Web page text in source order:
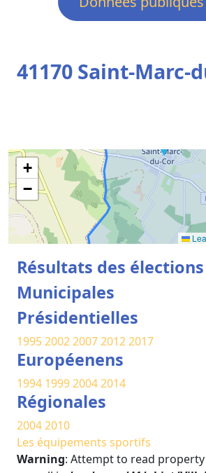
41170 Saint-Marc-
+
−
Résultats des
Municipales
Présidentielles
19952002200720122017
Européenens
1994 199920042014
Régionales
20042010
Les équipements sportifs
Warning: Attempt to read